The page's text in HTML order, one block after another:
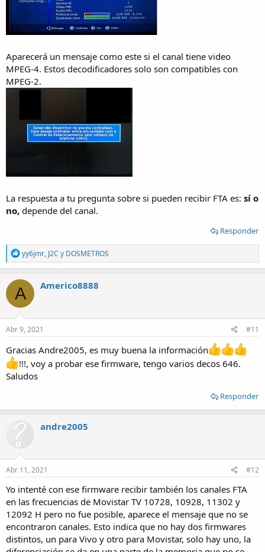
Aparecerá un mensaje como este si el canal tiene video
MPEG-4. Estos decodificadores solo son compatibles con
MPEG-2.
La respuesta a tu pregunta sobre si pueden recibir FTA es: sí o
no, depende del canal.
Responder
R
e
a
c
t
o
n
s
yy6jmr, J2C y DOSMETROS
A Americo8888
Abr 9, 2021 #11
Gracias Andre2005, es muy buena la información
!!!, voy a probar ese firmware, tengo varios decos 646.
Saludos
Responder
andre2005
Abr 11, 2021 #12
Yo intenté con ese firmware recibir también los canales FTA
en las frecuencias de Movistar TV 10728, 10928, 11302 y
12092 H pero no fue posible, aparece el mensaje que no se
encontraron canales. Esto indica que no hay dos firmwares
distintos, un para Vivo y otro para Movistar, solo hay uno, la